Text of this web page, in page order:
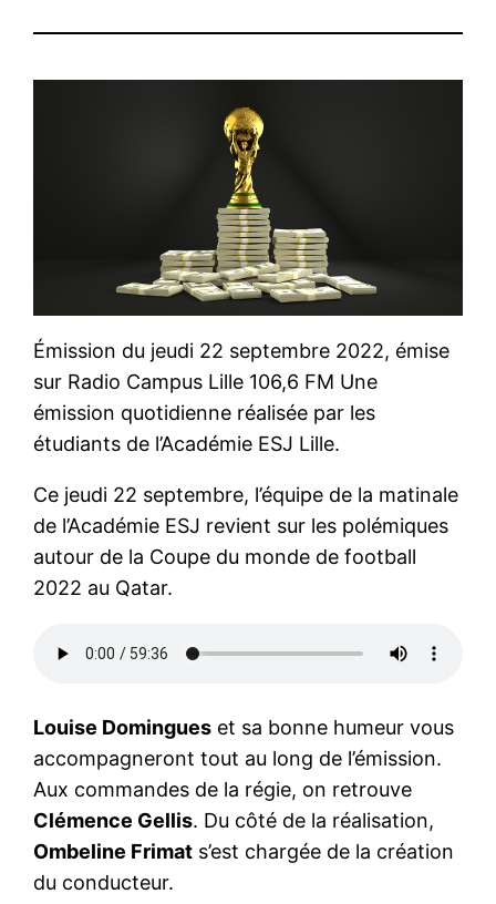
Émission du jeudi 22 septembre 2022, émise
sur Radio Campus Lille 106,6 FM Une
émission quotidienne réalisée par les
étudiants de l’Académie ESJ Lille.
Ce jeudi 22 septembre, l’équipe de la matinale
de l’Académie ESJ revient sur les polémiques
autour de la Coupe du monde de football
2022 au Qatar.
Louise Domingues et sa bonne humeur vous
accompagneront tout au long de l’émission.
Aux commandes de la régie, on retrouve
Clémence Gellis. Du côté de la réalisation,
Ombeline Frimat s’est chargée de la création
du conducteur.